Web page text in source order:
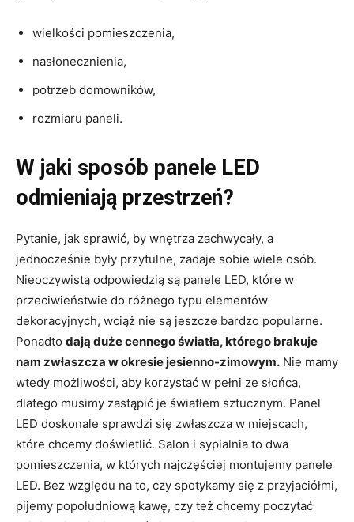
wielkości pomieszczenia,
nasłonecznienia,
potrzeb domowników,
rozmiaru paneli.
W jaki sposób panele LED
odmieniają przestrzeń?
Pytanie, jak sprawić, by wnętrza zachwycały, a
jednocześnie były przytulne, zadaje sobie wiele osób.
Nieoczywistą odpowiedzią są panele LED, które w
przeciwieństwie do różnego typu elementów
dekoracyjnych, wciąż nie są jeszcze bardzo popularne.
Ponadto dają duże cennego światła, którego brakuje
nam zwłaszcza w okresie jesienno-zimowym. Nie mamy
wtedy możliwości, aby korzystać w pełni ze słońca,
dlatego musimy zastąpić je światłem sztucznym. Panel
LED doskonale sprawdzi się zwłaszcza w miejscach,
które chcemy doświetlić. Salon i sypialnia to dwa
pomieszczenia, w których najczęściej montujemy panele
LED. Bez względu na to, czy spotykamy się z przyjaciółmi,
pijemy popołudniową kawę, czy też chcemy poczytać